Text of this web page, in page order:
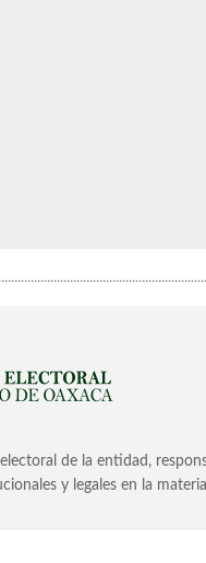
de la entidad,
y legales en la